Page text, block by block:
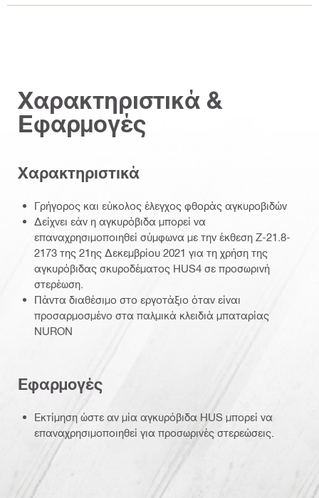
Χαρακτηριστικά &
Εφαρμογές
Χαρακτηριστικά
Γρήγορος και εύκολος έλεγχος φθοράς αγκυροβιδών
Δείχνει εάν η αγκυρόβιδα μπορεί να
επαναχρησιμοποιηθεί σύμφωνα με την έκθεση Z-21.8-
2173 της 21ης Δεκεμβρίου 2021 για τη χρήση της
αγκυρόβιδας σκυροδέματος HUS4 σε προσωρινή
στερέωση.
Πάντα διαθέσιμο στο εργοτάξιο όταν είναι
προσαρμοσμένο στα παλμικά κλειδιά μπαταρίας
NURON
Εφαρμογές
Εκτίμηση ώστε αν μία αγκυρόβιδα HUS μπορεί να
επαναχρησιμοποιηθεί για προσωρινές στερεώσεις.